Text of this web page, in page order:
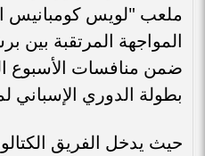
ملعب "لويس كومبانيس
المواجهة المرتقبة بين
ضمن منافسات الأسبوع
بطولة الدوري الإسباني لموسم
حيث يدخل الفريق